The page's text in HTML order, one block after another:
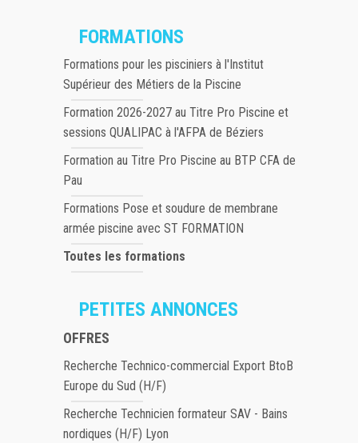
FORMATIONS
Formations pour les pisciniers à l'Institut
Supérieur des Métiers de la Piscine
Formation 2026-2027 au Titre Pro Piscine et
sessions QUALIPAC à l'AFPA de Béziers
Formation au Titre Pro Piscine au BTP CFA de
Pau
Formations Pose et soudure de membrane
armée piscine avec ST FORMATION
Toutes les formations
PETITES ANNONCES
OFFRES
Recherche Technico-commercial Export BtoB
Europe du Sud (H/F)
Recherche Technicien formateur SAV - Bains
nordiques (H/F) Lyon